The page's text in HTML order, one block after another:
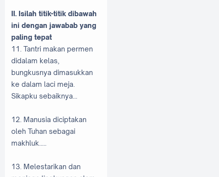
II. Isilah titik-titik dibawah
ini dengan jawabab yang
paling tepat
11. Tantri makan permen
didalam kelas,
bungkusnya dimasukkan
ke dalam laci meja.
Sikapku sebaiknya...
12. Manusia diciptakan
oleh Tuhan sebagai
makhluk.....
13. Melestarikan dan